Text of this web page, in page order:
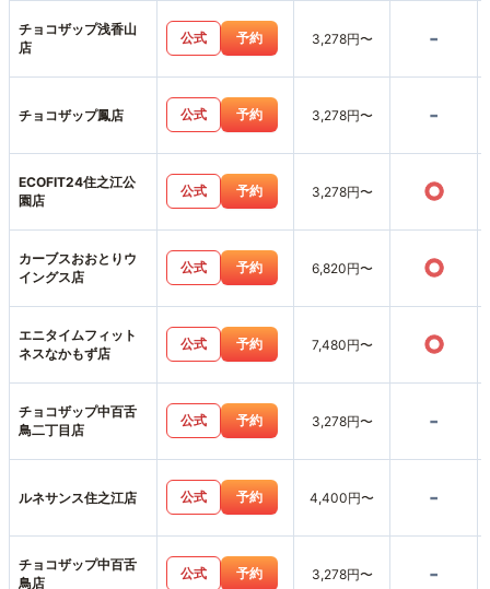
チョコザップ浅香山
店
公式 予約 3,278円〜 -
チョコザップ鳳店 公式 予約 3,278円〜 -
ECOFIT24住之江公
園店
公式 予約 3,278円〜 ○
カーブスおおとりウ
イングス店
公式 予約 6,820円〜 ○
エニタイムフィット
ネスなかもず店
公式 予約 7,480円〜 ○
チョコザップ中百舌
鳥二丁目店
公式 予約 3,278円〜 -
ルネサンス住之江店 公式 予約 4,400円〜 -
チョコザップ中百舌
鳥店
公式 予約 3,278円〜 -